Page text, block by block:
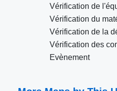
Vérification de
Vérification du
Vérification de la
Vérification des
Evènement